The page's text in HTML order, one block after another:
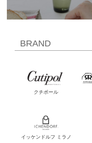
BRAND
クチポール
イッケンドルフ ミラノ